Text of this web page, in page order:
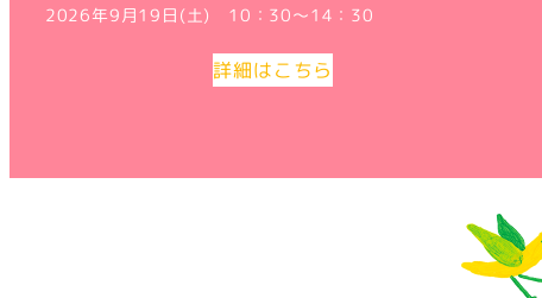
2026年9月19日(土) 10：30～14：30
詳細はこちら